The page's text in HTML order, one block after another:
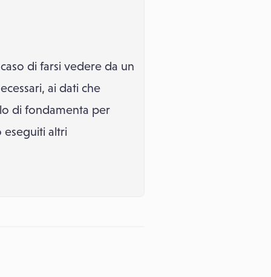
di farsi vedere da un
ai dati che
di fondamenta per
eseguiti altri